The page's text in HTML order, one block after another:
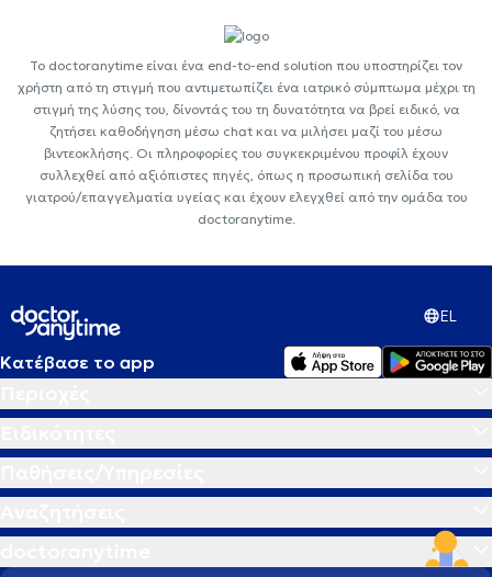
Το doctoranytime είναι ένα end-to-end solution που υποστηρίζει τον
χρήστη από τη στιγμή που αντιμετωπίζει ένα ιατρικό σύμπτωμα μέχρι τη
στιγμή της λύσης του, δίνοντάς του τη δυνατότητα να βρεί ειδικό, να
ζητήσει καθοδήγηση μέσω chat και να μιλήσει μαζί του μέσω
βιντεοκλήσης. Οι πληροφορίες του συγκεκριμένου προφίλ έχουν
συλλεχθεί από αξιόπιστες πηγές, όπως η προσωπική σελίδα του
γιατρού/επαγγελματία υγείας και έχουν ελεγχθεί από την ομάδα του
doctoranytime.
EL
Κατέβασε το app